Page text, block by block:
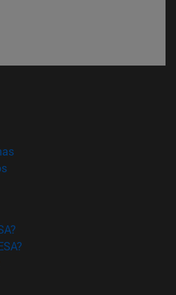
ventana)
(abre en nueva ventana)
(abre en nueva ventana)